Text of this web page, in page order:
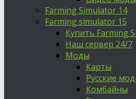
Farming Simulator 14
Farming simulator 15
Купить Farming
Наш сервер 24/7
Моды
Карты
Русские
Комбайны